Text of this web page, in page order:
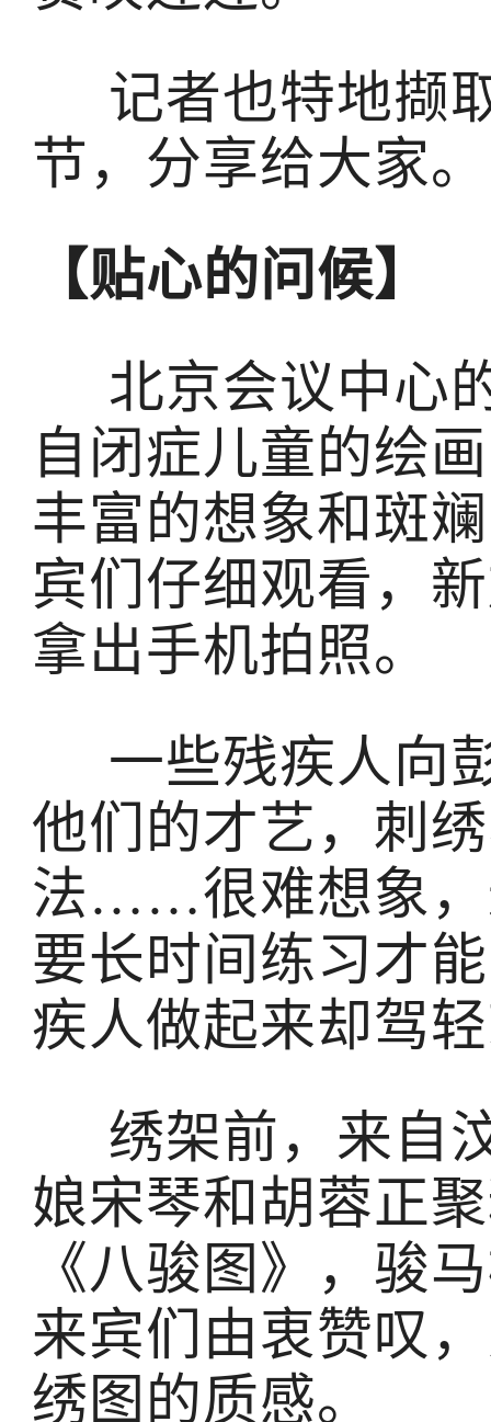
记者也特地撷
节，分享给大家。
【贴心的问候】
北京会议中心
自闭症儿童的绘
丰富的想象和斑
宾们仔细观看，
拿出手机拍照。
一些残疾人向
他们的才艺，刺
法……很难想象，
要长时间练习才
疾人做起来却驾
绣架前，来自
娘宋琴和胡蓉正
《八骏图》，骏
来宾们由衷赞叹
绣图的质感。